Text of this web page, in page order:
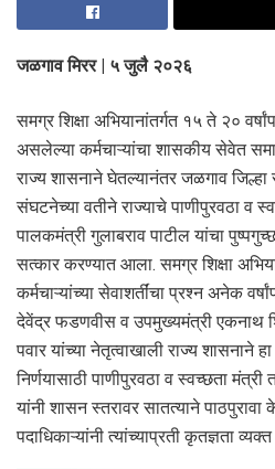
जळगाव मिरर | ५ जुलै २०२६
समग्र शिक्षा अभियानांतर्गत १५ ते २०
असलेल्या कर्मचाऱ्यांचा शासकीय सेवेत
राज्य शासनाने घेतल्यानंतर जळगाव जिल्हा
संघटनेच्या वतीने राज्याचे पाणीपुरवठा व
पालकमंत्री गुलाबराव पाटील यांचा
सत्कार करण्यात आला. समग्र शिक्षा
कर्मचाऱ्यांच्या सेवाशर्तींचा प्रश्न अनेक
देवेंद्र फडणवीस व उपमुख्यमंत्री एकनाथ
पवार यांच्या नेतृत्वाखाली राज्य शासनाने हा
निर्णयासाठी पाणीपुरवठा व स्वच्छता
यांनी शासन स्तरावर सातत्याने पाठपुरावा
पदाधिकाऱ्यांनी त्यांच्याप्रती कृतज्ञता